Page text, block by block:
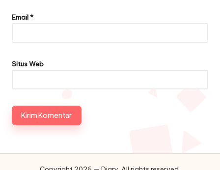
Email*
Situs Web